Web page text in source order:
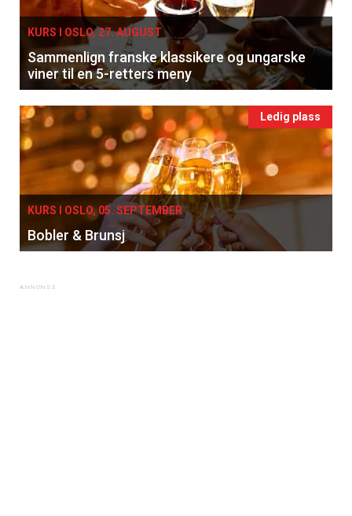
KURS I OSLO, 27. AUGUST
Sammenlign franske klassikere og ungarske
viner til en 5-retters meny
Ledig plass
KURS I OSLO, 05. SEPTEMBER
Bobler & Brunsj